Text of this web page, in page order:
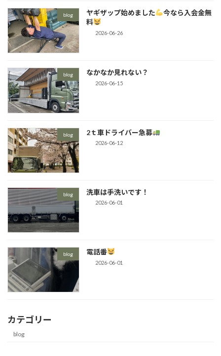
blog ヤギザップ始めました
今なら入会金無
料
2026-06-26
blog なかなか見れない？
2026-06-15
blog 2ｔ車ドライバー急募
2026-06-12
blog 洗車は手洗いです！
2026-06-01
blog 電話番
2026-06-01
カテゴリー
blog